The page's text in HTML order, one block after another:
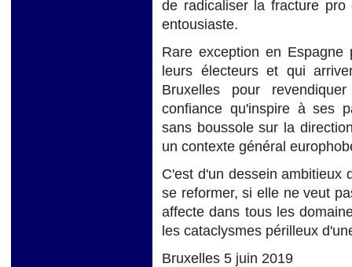
de radicaliser la fracture
entousiaste.
Rare exception en
leurs électeurs et qui
Bruxelles pour
confiance qu'inspire à ses
sans boussole sur la
un contexte général
C'est d'un dessein ambitieux
se reformer, si elle ne veut
affecte dans tous les
les cataclysmes périlleux
Bruxelles 5 juin 2019